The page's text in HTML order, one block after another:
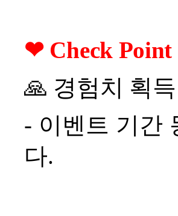
❤Check Point
🙏 경험치 획
- 이벤트 기간
다.